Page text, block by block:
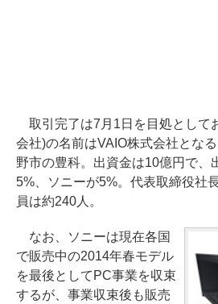
取引完了は7月1日を目処として
会社)の名前はVAIO株式会社とな
野市の豊科。出資金は10億円で、
5%、ソニーが5%。代表取締役社
員は約240人。
なお、ソニーは現在各国
で販売中の2014年春モデル
を最後としてPC事業を収束
するが、事業収束後も販売